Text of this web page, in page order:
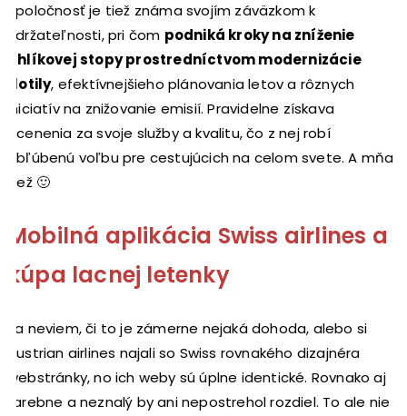
Spoločnosť je tiež známa svojím záväzkom k
udržateľnosti, pri čom podniká kroky na zníženie
uhlíkovej stopy prostredníctvom modernizácie
flotily, efektívnejšieho plánovania letov a rôznych
iniciatív na znižovanie emisií. Pravidelne získava
ocenenia za svoje služby a kvalitu, čo z nej robí
obľúbenú voľbu pre cestujúcich na celom svete. A mňa
tiež 🙂
Mobilná aplikácia Swiss airlines a
kúpa lacnej letenky
Ja neviem, či to je zámerne nejaká dohoda, alebo si
Austrian airlines najali so Swiss rovnakého dizajnéra
webstránky, no ich weby sú úplne identické. Rovnako aj
farebne a neznalý by ani nepostrehol rozdiel. To ale nie